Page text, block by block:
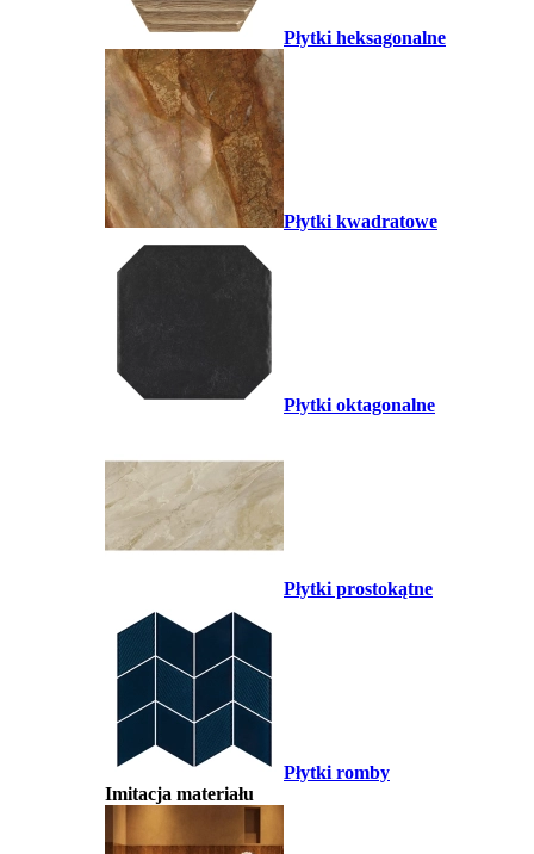
Płytki heksagonalne
Płytki kwadratowe
Płytki oktagonalne
Płytki prostokątne
Płytki romby
Imitacja materiału